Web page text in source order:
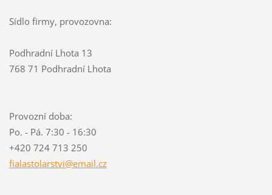
Sídlo firmy, provozovna:
Podhradní Lhota 13
768 71 Podhradní Lhota
Provozní doba:
Po. - Pá. 7:30 - 16:30
+420 724 713 250
fialastolarstvi@email.cz